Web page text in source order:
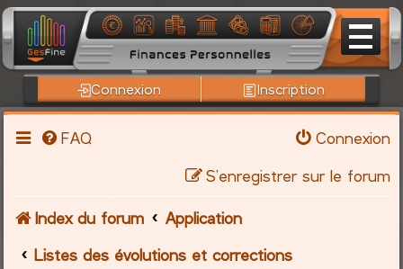
Connexion Inscription
FAQ
Connexion
S’enregistrer sur le forum
Index du forum
Application
Listes des évolutions et corrections